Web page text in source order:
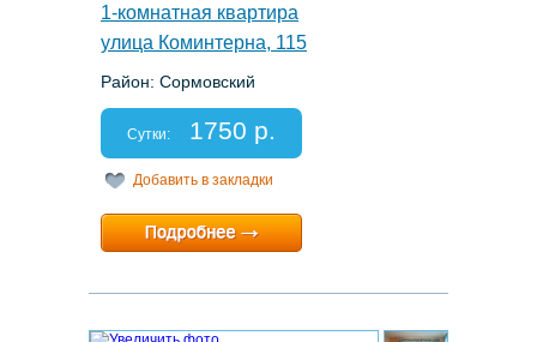
1-комнатная квартира
улица Коминтерна, 115
Район: Сормовский
Спальных мест: 2+1
Отчетные документы: есть
Сутки: 1750 р.
Добавить в закладки
Минимальный срок:1 суток
Расчетный час:любой